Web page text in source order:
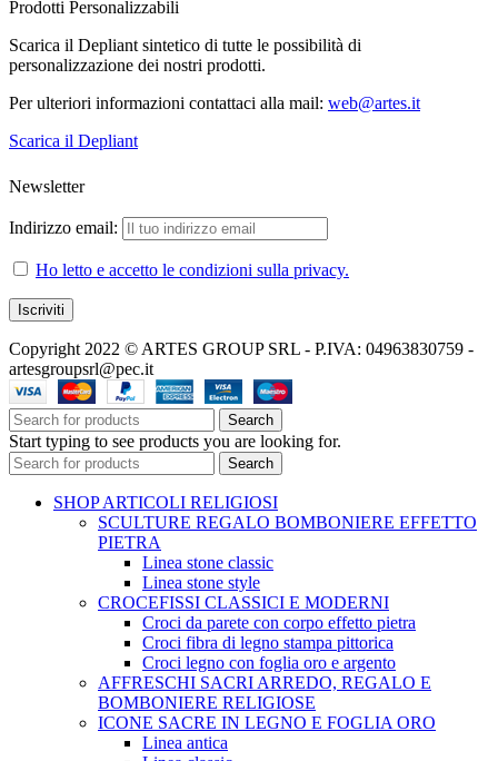
Prodotti Personalizzabili
Scarica il Depliant sintetico di tutte le possibilità di
personalizzazione dei nostri prodotti.
Per ulteriori informazioni contattaci alla mail: web@artes.it
Scarica il Depliant
Newsletter
Indirizzo email:
Ho letto e accetto le condizioni sulla privacy.
Copyright 2022 © ARTES GROUP SRL - P.IVA: 04963830759 -
artesgroupsrl@pec.it
Search
Start typing to see products you are looking for.
Search
SHOP ARTICOLI RELIGIOSI
SCULTURE REGALO BOMBONIERE EFFETTO
PIETRA
Linea stone classic
Linea stone style
CROCEFISSI CLASSICI E MODERNI
Croci da parete con corpo effetto pietra
Croci fibra di legno stampa pittorica
Croci legno con foglia oro e argento
AFFRESCHI SACRI ARREDO, REGALO E
BOMBONIERE RELIGIOSE
ICONE SACRE IN LEGNO E FOGLIA ORO
Linea antica